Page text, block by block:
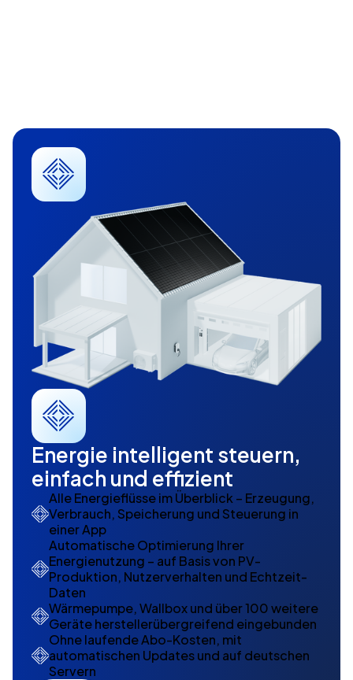
Energie intelligent steuern,
einfach und effizient
Alle Energieflüsse im Überblick – Erzeugung,
Verbrauch, Speicherung und Steuerung in
einer App
Automatische Optimierung Ihrer
Energienutzung – auf Basis von PV-
Produktion, Nutzerverhalten und Echtzeit-
Daten
Wärmepumpe, Wallbox und über 100 weitere
Geräte herstellerübergreifend eingebunden
Ohne laufende Abo-Kosten, mit
automatischen Updates und auf deutschen
Servern